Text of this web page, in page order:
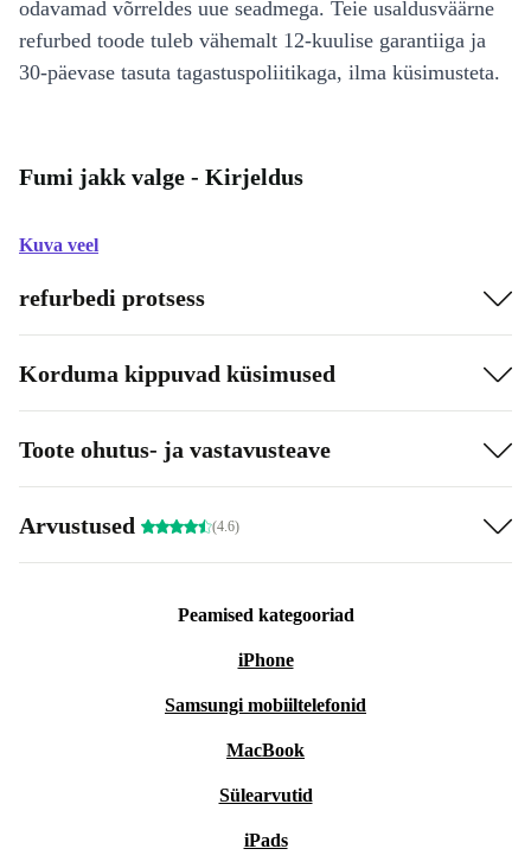
odavamad võrreldes uue seadmega. Teie usaldusväärne
refurbed toode tuleb vähemalt 12-kuulise garantiiga ja
30-päevase tasuta tagastuspoliitikaga, ilma küsimusteta.
Fumi jakk valge - Kirjeldus
Kuva veel
refurbedi protsess
Korduma kippuvad küsimused
Toote ohutus- ja vastavusteave
Arvustused (4.6)
Peamised kategooriad
iPhone
Samsungi mobiiltelefonid
MacBook
Sülearvutid
iPads